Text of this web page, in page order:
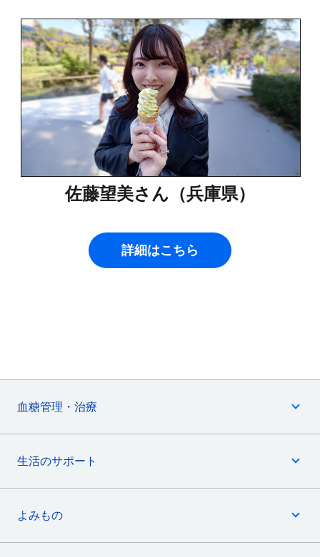
佐藤望美さん（兵庫県）
詳細はこちら
血糖管理・治療
生活のサポート
よみもの